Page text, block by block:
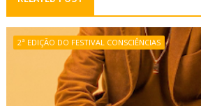
2ª EDIÇÃO DO FESTIVAL CONSCIÊNCIAS